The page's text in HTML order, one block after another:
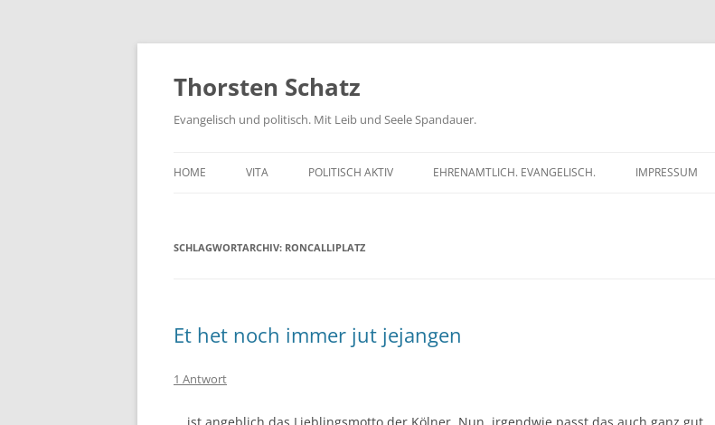
Zum
springen
Thorsten Schatz
Evangelisch und politisch. Mit Leib und Seele Spandauer.
HOME VITA POLITISCH AKTIV
SCHRIFTLICHE ANFRAGEN
EHRENAMTLICH. EVANGELISCH. IMPRESSUM
SCHLAGWORTARCHIV: RONCALLIPLATZ
Et het noch immer jut jejangen
1 Antwort